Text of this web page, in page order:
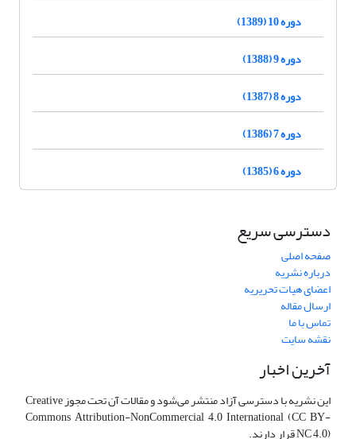
دوره 10 (1389)
دوره 9 (1388)
دوره 8 (1387)
دوره 7 (1386)
دوره 6 (1385)
دسترسی سریع
صفحه اصلی
درباره نشریه
اعضای هیات تحریریه
ارسال مقاله
تماس با ما
نقشه سایت
آخرین اخبار
این نشریه با دسترسی آزاد منتشر می‌شود و مقالات آن تحت مجوز Creative
Commons Attribution-NonCommercial 4.0 International (CC BY-
NC 4.0) قرار دارند.